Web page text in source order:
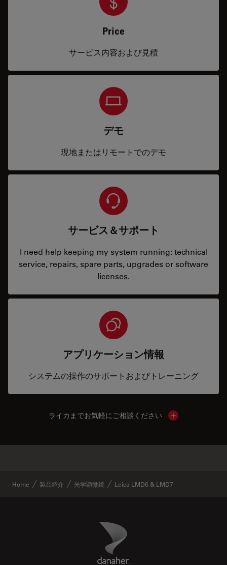
Price
サービス内容および見積
デモ
現地またはリモートでのデモ
サービス＆サポート
I need help keeping my system running: technical
service, repairs, spare parts, upgrades or software
licenses.
アプリケーション情報
システムの操作のサポートおよびトレーニング
ライカまでお気軽にご相談ください Show local
Home 製品紹介 光学顕微鏡 Leica LMD6 & LMD7
Danaher Logo